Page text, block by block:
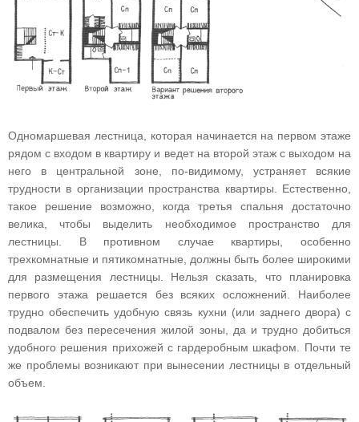
Одномаршевая лестница, которая начинается на первом этаже
рядом с входом в квартиру и ведет на второй этаж с выходом на
него в центральной зоне, по-видимому, устраняет всякие
трудности в организации пространства квартиры. Естественно,
такое решение возможно, когда третья спальня достаточно
велика, чтобы выделить необходимое пространство для
лестницы. В противном случае квартиры, особенно
трехкомнатные и пятикомнатные, должны быть более широкими
для размещения лестницы. Нельзя сказать, что планировка
первого этажа решается без всяких осложнений. Наиболее
трудно обеспечить удобную связь кухни (или заднего двора) с
подвалом без пересечения жилой зоны, да и трудно добиться
удобного решения прихожей с гардеробным шкафом. Почти те
же проблемы возникают при вынесении лестницы в отдельный
объем.